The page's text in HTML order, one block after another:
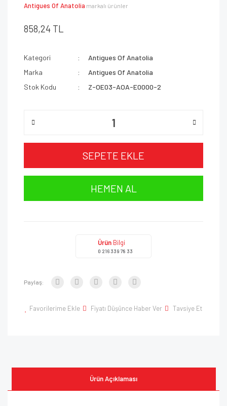
Antigues Of Anatolia markalı ürünler
858,24 TL
Kategori
Antigues Of Anatolia
Marka
Antigues Of Anatolia
Stok Kodu
Z-OE03-AOA-E0000-2
SEPETE EKLE
HEMEN AL
Ürün Bilgi
0 216 339 78 33
Paylaş:
Favorilerime Ekle Fiyatı Düşünce Haber Ver Tavsiye Et
Ürün Açıklaması